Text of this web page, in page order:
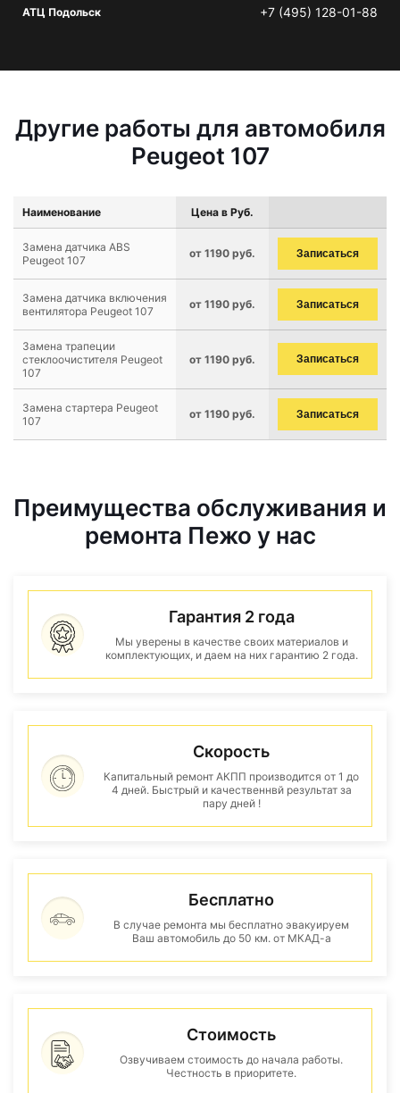
АТЦ Подольск +7 (495) 128-01-88
Другие работы для автомобиля
Peugeot 107
Наименование Цена в Руб.
Замена датчика ABS
Peugeot 107
от 1190 руб. Записаться
Замена датчика включения
вентилятора Peugeot 107
от 1190 руб. Записаться
Замена трапеции
стеклоочистителя Peugeot
107
от 1190 руб. Записаться
Замена стартера Peugeot
107
от 1190 руб. Записаться
Преимущества обслуживания и
ремонта Пежо у нас
Гарантия 2 года
Мы уверены в качестве своих материалов и
комплектующих, и даем на них гарантию 2 года.
Скорость
Капитальный ремонт АКПП производится от 1 до
4 дней. Быстрый и качественнвй результат за
пару дней !
Бесплатно
В случае ремонта мы бесплатно эвакуируем
Ваш автомобиль до 50 км. от МКАД-а
Стоимость
Озвучиваем стоимость до начала работы.
Честность в приоритете.